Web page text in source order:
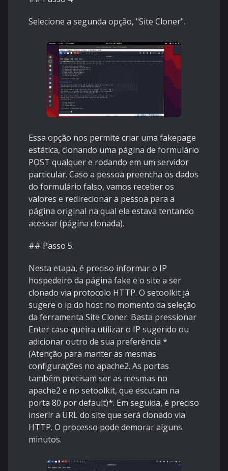
Selecione a segunda opção, "Site Cloner".
Essa opção nos permite criar uma fakepage
estática, clonando uma página de formulário
POST qualquer e rodando em um servidor
particular. Caso a pessoa preencha os dados
do formulário falso, vamos receber os
valores e redirecionar a pessoa para a
página original na qual ela estava tentando
acessar (página clonada).
## Passo 5:
Nesta etapa, é preciso informar o IP
hospedeiro da página fake e o site a ser
clonado via protocolo HTTP. O setoolkit já
sugere o ip do host no momento da seleção
da ferramenta Site Cloner. Basta pressionar
Enter caso queira utilizar o IP sugerido ou
adicionar outro de sua preferência *
(Atenção para manter as mesmas
configurações no apache2. As portas
também precisam ser as mesmas no
apache2 e no setoolkit, que escutam na
porta 80 por default)*. Em seguida, é preciso
inserir a URL do site que será clonado via
HTTP. O processo pode demorar alguns
minutos.